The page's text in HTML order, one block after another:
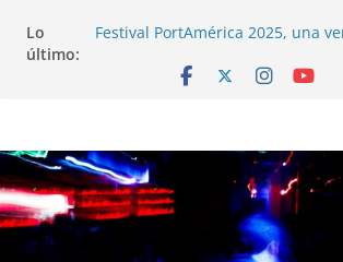
Lo
último:
Festival PortAmérica 2025, una
El Atlantic Fest 2025 propone un
Entrevista a RUMIA
Entrevista a mariagrep